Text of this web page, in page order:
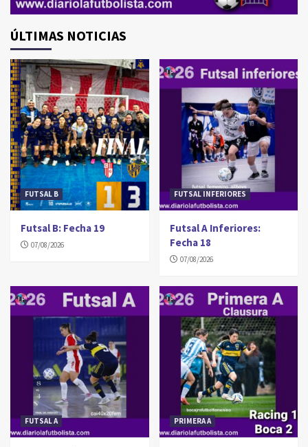
ÚLTIMAS NOTICIAS
FUTSAL B
Futsal B: Fecha 19
07/08/2026
FUTSAL INFERIORES
Futsal A Inferiores:
Fecha 18
07/08/2026
FUTSAL A PRIMERA A